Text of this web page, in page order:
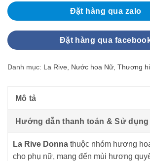
Đặt hàng qua zalo
Đặt hàng qua
Danh mục: La Rive Nước hoa Nữ Thương
Mô tả
Hướng dẫn thanh toán & Sử dụng
La Rive Donna thuộc nhóm hương
cho phụ nữ, mang đến mùi hương